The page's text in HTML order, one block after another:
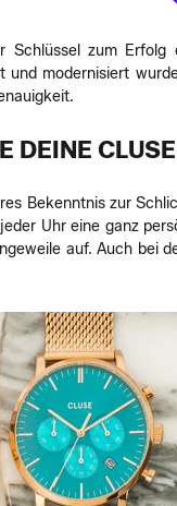
zum
modernisiert
DEINE
Bekenntnis zur
Uhr eine ganz
auf. Auch bei